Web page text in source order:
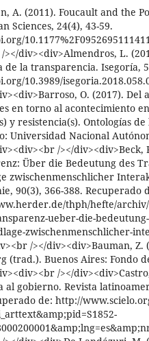
A. (2011). Foucault and the
Sciences, 24(4), 43-59.
></div><div>Almendros, L.
de la transparencia. Isegoría,
10.3989/
O. (2017). Del
en torno al acontecimiento
y resistencia(s). Ontologías
Universidad Nacional
/></
Über die Bedeutung des
zwischenmenschlicher
90(3), 366-388. Recuperado
thph/hefte/
ueber-die-
zwischenmenschlicher-
/></div><div>Bauman,
(trad.). Buenos Aires: Fondo
/></
al gobierno. Revista
de: http://